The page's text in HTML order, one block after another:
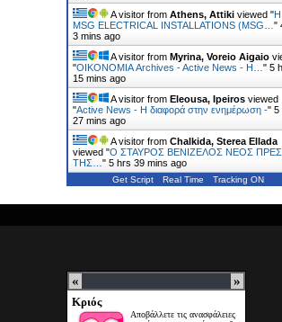
A visitor from Athens, Attiki viewed "Η
MSG ELECTRICAL INSTALLATIONS (MSG… "
3 mins ago
A visitor from Myrina, Voreio Aigaio
"ΟΙΚΟΝΟΜΙΑ Archives - Active News - Η… " 5
15 mins ago
A visitor from Eleousa, Ipeiros viewed
"Active News - Η διαφορά στην ενημέρωση -" 5
27 mins ago
A visitor from Chalkida, Sterea Ellada
viewed "Ο ΣΤΑΥΡΟΣ ΒΕΝΙΖΕΛΟΣ ΝΕΟΣ
ΤΗΣ… " 5 hrs 39 mins ago
Get Script Real Time Tracking ON